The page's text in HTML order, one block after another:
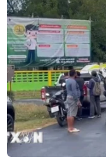
Ngãi: Tìm
03/05/2025 02:55
Theo ông
dân xã Thắng
hàng chục người
được huy động